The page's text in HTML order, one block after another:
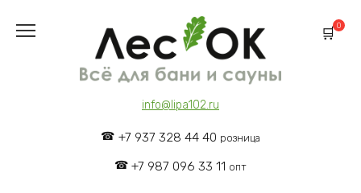
content
info@lipa102.ru
+7 937 328 44 40 розница
+7 987 096 33 11 опт
0